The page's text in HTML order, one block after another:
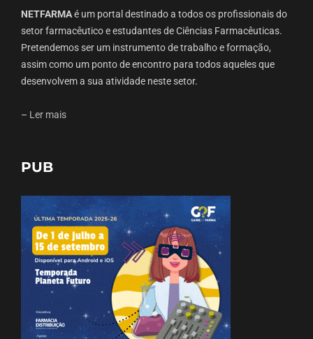
NETFARMAé um portal destinado a todos os profissionais do
setor farmacêutico e estudantes de Ciências Farmacêuticas.
Pretendemos ser um instrumento de trabalho e formação,
assim como um ponto de encontro para todos aqueles que
desenvolvem a sua atividade neste setor.
– Ler mais
PUB